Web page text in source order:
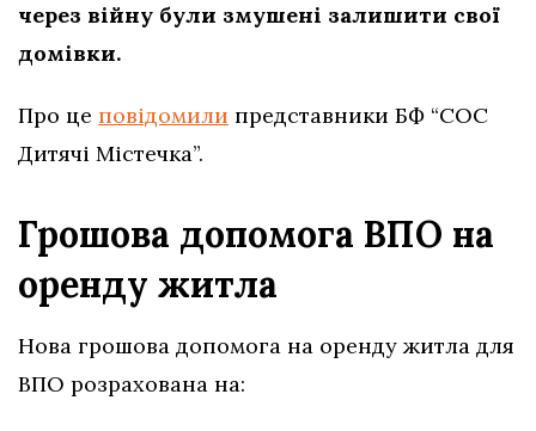
через війну були змушені залишити свої
домівки.
Про це повідомили представники БФ “СОС
Дитячі Містечка”.
Грошова допомога ВПО на
оренду житла
Нова грошова допомога на оренду житла для
ВПО розрахована на: